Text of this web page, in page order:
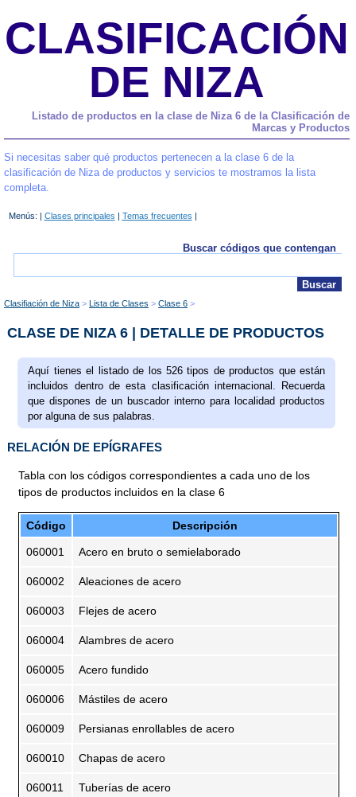
CLASIFICACIÓN
DE NIZA
Listado de productos en la clase de Niza 6 de la Clasificación de
Marcas y Productos
Si necesitas saber qué productos pertenecen a la clase 6 de la
clasificación de Niza de productos y servicios te mostramos la lista
completa.
Menús: | Clases principales | Temas frecuentes |
Buscar códigos que contengan
Clasifiación de Niza Lista de Clases Clase 6
CLASE DE NIZA 6 | DETALLE DE PRODUCTOS
Aquí tienes el listado de los 526 tipos de productos que están
incluidos dentro de esta clasificación internacional. Recuerda
que dispones de un buscador interno para localidad productos
por alguna de sus palabras.
RELACIÓN DE EPÍGRAFES
Tabla con los códigos correspondientes a cada uno de los
tipos de productos incluidos en la clase 6
Código Descripción
060001 Acero en bruto o semielaborado
060002 Aleaciones de acero
060003 Flejes de acero
060004 Alambres de acero
060005 Acero fundido
060006 Mástiles de acero
060009 Persianas enrollables de acero
060010 Chapas de acero
060011 Tuberías de acero